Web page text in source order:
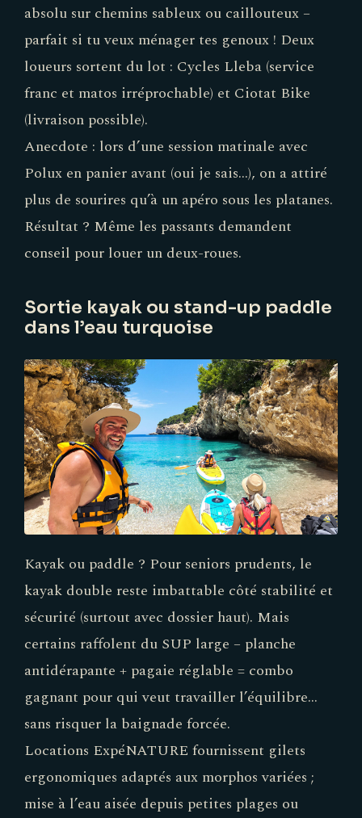
absolu sur chemins sableux ou caillouteux –
parfait si tu veux ménager tes genoux ! Deux
loueurs sortent du lot : Cycles Lleba (service
franc et matos irréprochable) et Ciotat Bike
(livraison possible).
Anecdote : lors d’une session matinale avec
Polux en panier avant (oui je sais…), on a attiré
plus de sourires qu’à un apéro sous les platanes.
Résultat ? Même les passants demandent
conseil pour louer un deux-roues.
Sortie kayak ou stand-up paddle
dans l’eau turquoise
Kayak ou paddle ? Pour seniors prudents, le
kayak double reste imbattable côté stabilité et
sécurité (surtout avec dossier haut). Mais
certains raffolent du SUP large – planche
antidérapante + pagaie réglable = combo
gagnant pour qui veut travailler l’équilibre…
sans risquer la baignade forcée.
Locations ExpéNATURE fournissent gilets
ergonomiques adaptés aux morphos variées ;
mise à l’eau aisée depuis petites plages ou